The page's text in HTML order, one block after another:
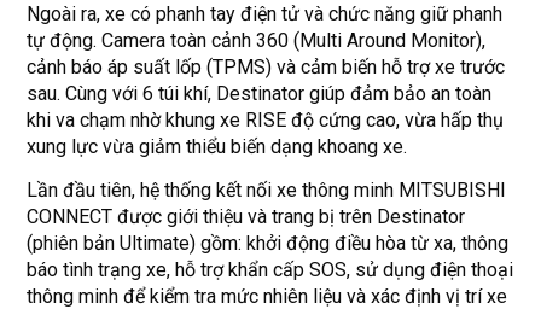
Ngoài ra, xe có phanh tay điện tử và chức năng giữ phanh
tự động. Camera toàn cảnh 360 (Multi Around Monitor),
cảnh báo áp suất lốp (TPMS) và cảm biến hỗ trợ xe trước
sau. Cùng với 6 túi khí, Destinator giúp đảm bảo an toàn
khi va chạm nhờ khung xe RISE độ cứng cao, vừa hấp thụ
xung lực vừa giảm thiểu biến dạng khoang xe.
Lần đầu tiên, hệ thống kết nối xe thông minh MITSUBISHI
CONNECT được giới thiệu và trang bị trên Destinator
(phiên bản Ultimate) gồm: khởi động điều hòa từ xa, thông
báo tình trạng xe, hỗ trợ khẩn cấp SOS, sử dụng điện thoại
thông minh để kiểm tra mức nhiên liệu và xác định vị trí xe